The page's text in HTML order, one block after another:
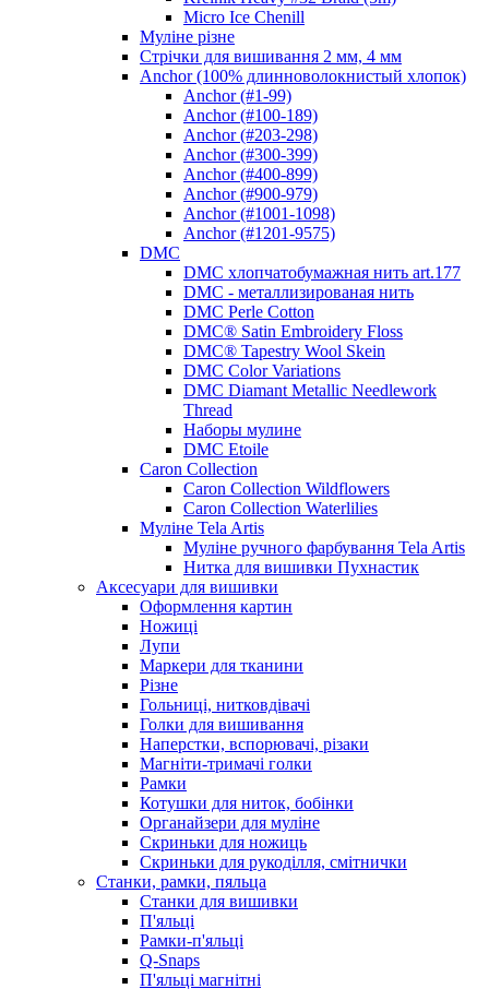
Micro Ice Chenill
Муліне різне
Стрічки для вишивання 2 мм, 4 мм
Anchor (100% длинноволокнистый хлопок)
Anchor (#1-99)
Anchor (#100-189)
Anchor (#203-298)
Anchor (#300-399)
Anchor (#400-899)
Anchor (#900-979)
Anchor (#1001-1098)
Anchor (#1201-9575)
DMC
DMC хлопчатобумажная нить art.177
DMC - металлизированая нить
DMC Perle Cotton
DMC® Satin Embroidery Floss
DMC® Tapestry Wool Skein
DMC Color Variations
DMC Diamant Metallic Needlework
Thread
Наборы мулине
DMC Etoile
Caron Collection
Caron Collection Wildflowers
Caron Collection Waterlilies
Муліне Tela Artis
Муліне ручного фарбування Tela Artis
Нитка для вишивки Пухнастик
Аксесуари для вишивки
Оформлення картин
Ножиці
Лупи
Маркери для тканини
Різне
Гольниці, нитковдівачі
Голки для вишивання
Наперстки, вспорювачі, різаки
Магніти-тримачі голки
Рамки
Котушки для ниток, бобінки
Органайзери для муліне
Скриньки для ножиць
Скриньки для рукоділля, смітнички
Станки, рамки, пяльца
Станки для вишивки
П'яльці
Рамки-п'яльці
Q-Snaps
П'яльці магнітні